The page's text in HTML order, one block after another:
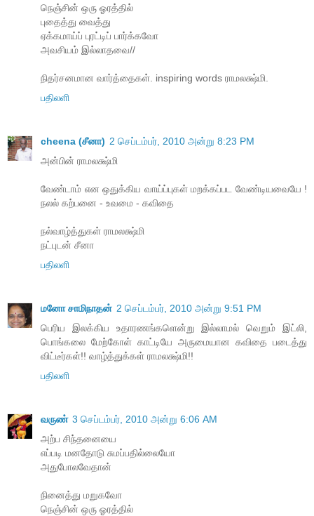
நெஞ்சின் ஒரு ஓரத்தில்
புதைத்து வைத்து
ஏக்கமாய்ப் புரட்டிப் பார்க்கவோ
அவசியம் இல்லாதவை//
நிதர்சனமான வார்த்தைகள். inspiring words ராமலக்ஷ்மி.
பதிலளி
cheena (சீனா) 2 செப்டம்பர், 2010 அன்று 8:23 PM
அன்பின் ராமலக்ஷ்மி
வேண்டாம் என ஒதுக்கிய வாய்ப்புகள் மறக்கப்பட வேண்டியவையே !
நலல் கற்பனை - உவமை - கவிதை
நல்வாழ்த்துகள் ராமலக்ஷ்மி
நட்புடன் சீனா
பதிலளி
மனோ சாமிநாதன் 2 செப்டம்பர், 2010 அன்று 9:51 PM
பெரிய இலக்கிய உதாரணங்களென்று இல்லாமல் வெறும் இட்லி,
பொங்கலை மேற்கோள் காட்டியே அருமையான கவிதை படைத்து
விட்டீர்கள்!! வாழ்த்துக்கள் ராமலக்ஷ்மி!!
பதிலளி
வருண் 3 செப்டம்பர், 2010 அன்று 6:06 AM
அற்ப சிந்தனையை
எப்படி மனதோடு சுமப்பதில்லையோ
அதுபோலவேதான்
நினைத்து மறுகவோ
நெஞ்சின் ஒரு ஓரத்தில்